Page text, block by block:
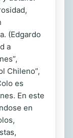
(Edgardo
a
Chileno”,
es
En este
en